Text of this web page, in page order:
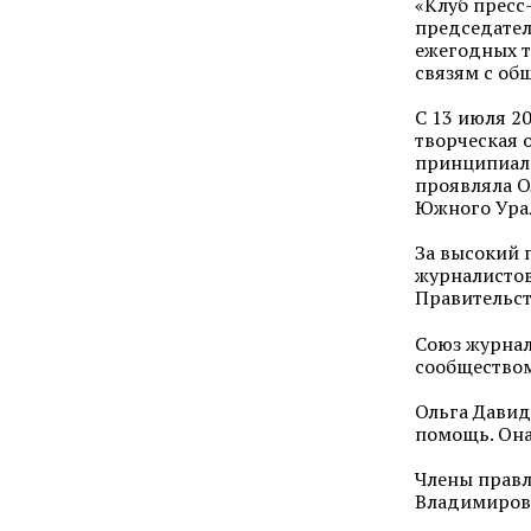
ежегодных
связям с
С 13 июля
творческая
проявляла
Южного
За высокий
Союз
Ольга
помощь. Она
Члены